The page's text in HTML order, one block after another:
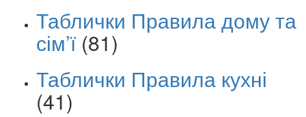
Таблички Правила дому та
сім’ї (81)
Таблички Правила кухні
(41)